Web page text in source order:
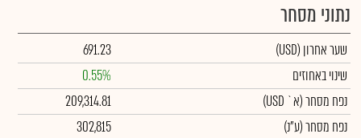
נתוני מסחר
שער אחרון (USD)
691.23
שינוי באחוזים
0.55%
נפח מסחר(א` USD)
209,314.81
נפח מסחר(ע"נ)
302,815